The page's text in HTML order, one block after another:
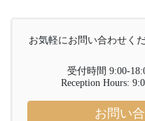
お気軽にお問い合わせく
受付時間 9:00-
Reception Hours:
お問い